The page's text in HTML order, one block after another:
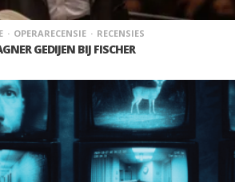
OPERARECENSIE RECENSIES
GEDIJEN BIJ FISCHER